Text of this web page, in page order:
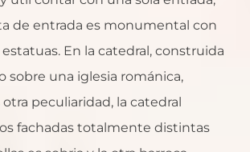
de entrada es monumental con
En la catedral, construida
sobre una iglesia románica,
peculiaridad, la catedral
fachadas totalmente distintas